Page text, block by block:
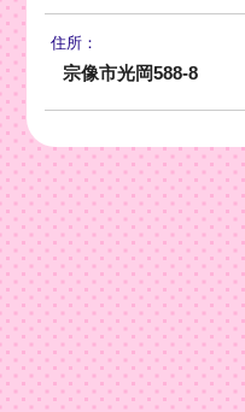
住所：
宗像市光岡588-8